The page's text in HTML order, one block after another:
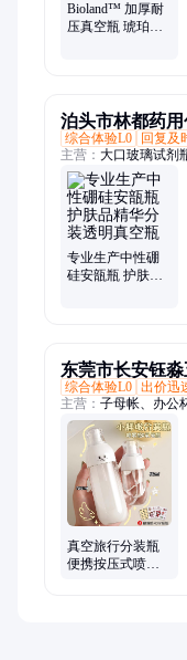
Bioland™ 加厚耐
压真空瓶 琥珀色
泊头市林都药用
综合体验L0
回复及
主营： 大口玻璃试剂
瓶、广口试剂瓶、玻
量试剂瓶、棕色广
瓶、低硼硅土壤采样
中性硼硅玻璃瓶、中
瓶、液体瓶、香水样
专业生产中性硼
硅安瓿瓶 护肤品
东莞市长安钰
商户)
综合体验L0 出价迅
主营： 子母帐、办公
移动电源、蓝牙耳机
口袋筋膜枪、锁扣保
四件套、便携随行吸
陶瓷内胆双饮杯
真空旅行分装瓶
便携按压式喷雾